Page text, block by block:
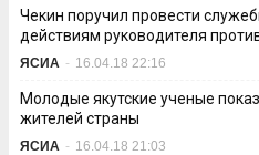
Чекин поручил провести
действиям руководителя
ЯСИА - 16.04.18 22:16
Молодые якутские ученые
жителей страны
ЯСИА - 16.04.18 21:03